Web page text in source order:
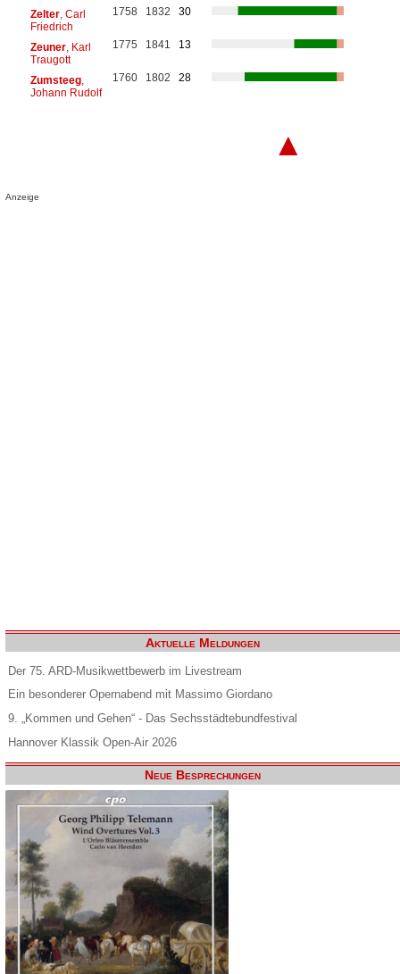
Zelter, Carl
Friedrich
1758 1832 30
Zeuner, Karl
Traugott
1775 1841 13
Zumsteeg,
Johann Rudolf
1760 1802 28
▲
Anzeige
Aktuelle Meldungen
Der 75. ARD-Musikwettbewerb im Livestream
Ein besonderer Opernabend mit Massimo Giordano
9. „Kommen und Gehen“ - Das Sechsstädtebundfestival
Hannover Klassik Open-Air 2026
Neue Besprechungen